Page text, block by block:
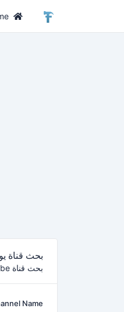
بحث قناة
بحث قناة YouTube - ابحث عن قناة YT مجانًا
Name